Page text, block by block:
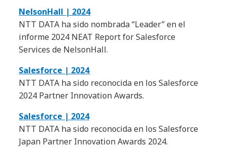
NelsonHall | 2024
NTT DATA ha sido nombrada “Leader” en el
informe 2024 NEAT Report for Salesforce
Services de NelsonHall.
Salesforce | 2024
NTT DATA ha sido reconocida en los Salesforce
2024 Partner Innovation Awards.
Salesforce | 2024
NTT DATA ha sido reconocida en los Salesforce
Japan Partner Innovation Awards 2024.